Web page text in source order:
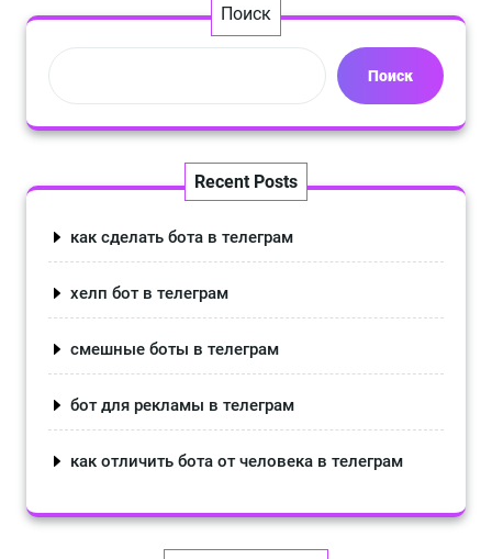
Поиск
Поиск
Recent Posts
как сделать бота в телеграм
хелп бот в телеграм
смешные боты в телеграм
бот для рекламы в телеграм
как отличить бота от человека в телеграм